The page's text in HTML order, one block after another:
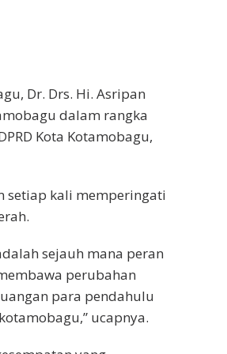
Dr. Drs. Hi. Asripan
dalam rangka
Kota Kotamobagu,
setiap kali memperingati
sejauh mana peran
perubahan
para pendahulu
ucapnya.